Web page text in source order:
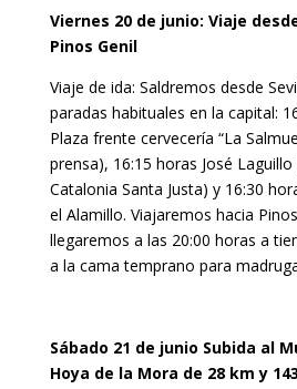
Viernes 20 de junio: Viaje
Pinos Genil
Viaje de ida: Saldremos desde
paradas habituales en la capital:
Plaza frente cervecería “La
prensa), 16:15 horas José
Catalonia Santa Justa) y 16:30
el Alamillo. Viajaremos hacia
llegaremos a las 20:00 horas a
a la cama temprano para
Sábado 21 de junio Subida al
Hoya de la Mora de 28 km y